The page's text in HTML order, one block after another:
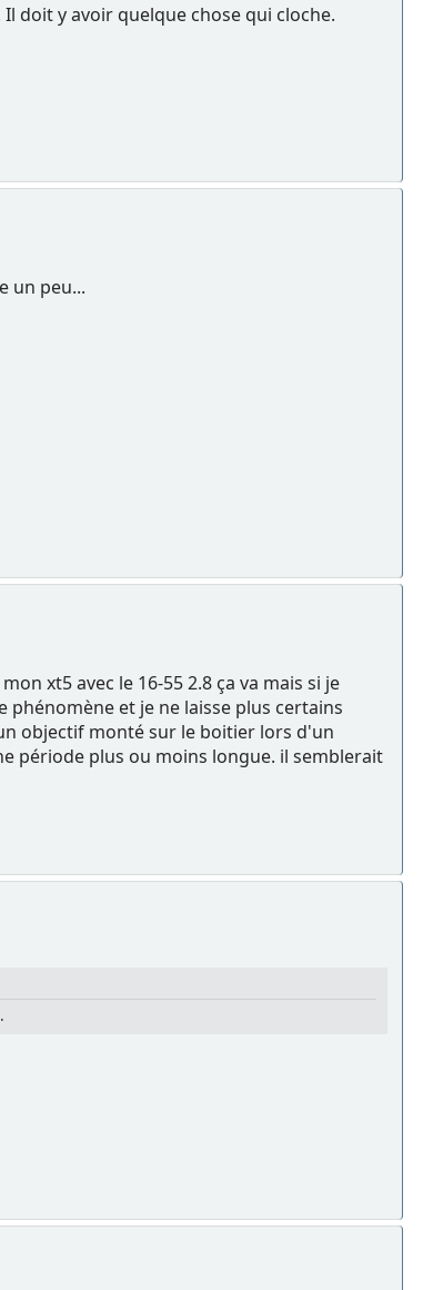
doit y avoir quelque chose qui cloche.
un peu...
xt5 avec le 16-55 2.8 ça va mais si je
phénomène et je ne laisse plus certains
objectif monté sur le boitier lors d'un
période plus ou moins longue. il semblerait